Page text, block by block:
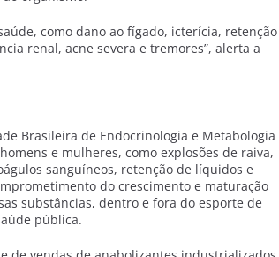
como dano ao fígado, icterícia, retenção
renal, acne severa e tremores”, alerta a
Brasileira de Endocrinologia e Metabologia
e mulheres, como explosões de raiva,
sanguíneos, retenção de líquidos e
do crescimento e maturação
substâncias, dentro e fora do esporte de
pública.